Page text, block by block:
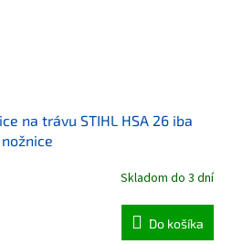
na trávu STIHL HSA 26 iba
nožnice
Skladom do 3 dní
Do košíka